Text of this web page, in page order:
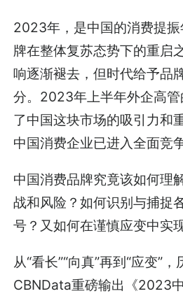
2023年，是中国的消费提
牌在整体复苏态势下的重启
响逐渐褪去，但时代给予品
分。2023年上半年外企高管
了中国这块市场的吸引力和
中国消费企业已进入全面竞
中国消费品牌究竟该如何理
战和风险？如何识别与捕捉
号？又如何在谨慎应变中实
从“看长”“向真”再到“应变”
CBNData重磅输出《2023